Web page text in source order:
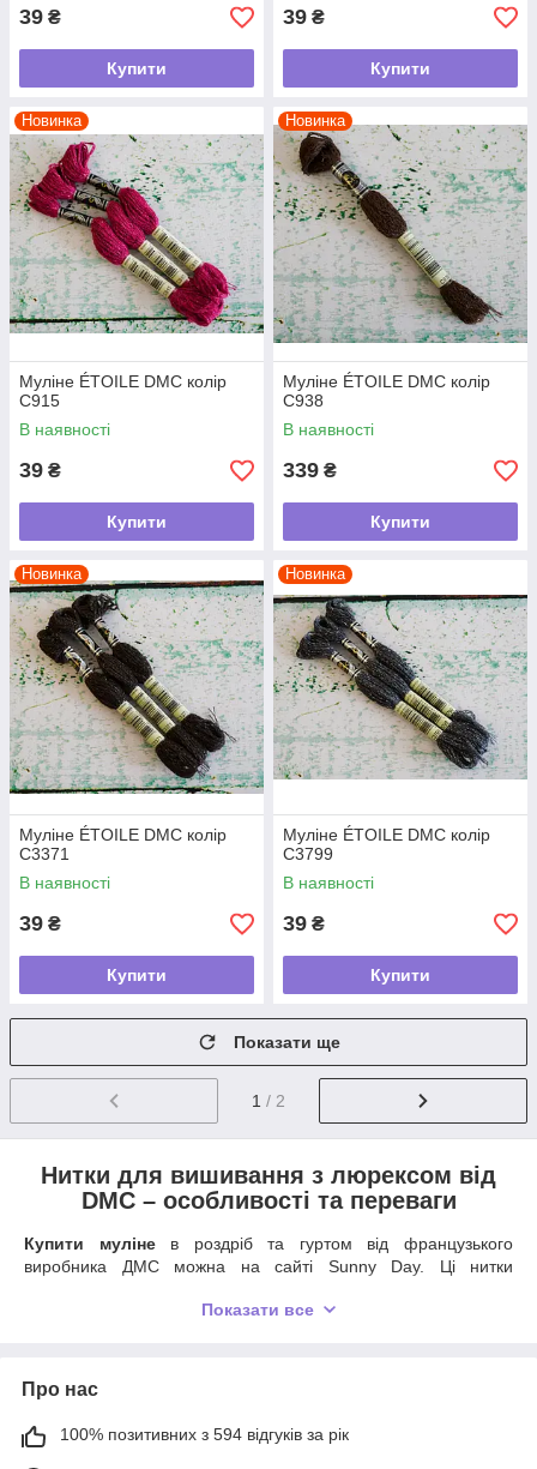
39 ₴
Купити
39 ₴
Купити
Новинка
Муліне ÉTOILE DMC колір
C915
В наявності
39 ₴
Купити
Новинка
Муліне ÉTOILE DMC колір
C938
В наявності
339 ₴
Купити
Новинка
Муліне ÉTOILE DMC колір
C3371
В наявності
39 ₴
Купити
Новинка
Муліне ÉTOILE DMC колір
C3799
В наявності
39 ₴
Купити
Показати ще
1 / 2
Нитки для вишивання з люрексом від
DMC – особливості та переваги
Купити муліне в роздріб та гуртом від французького
виробника ДМС можна на сайті Sunny Day. Ці нитки
117. Палітра кольорів складається з 35 відтінків, які
Тобто загальна довжина нитки одного мотка становить 48
особливо, якщо це зробити в інтернет-магазині Sunny Day.
Показати все
Про нас
100% позитивних з 594 відгуків за рік